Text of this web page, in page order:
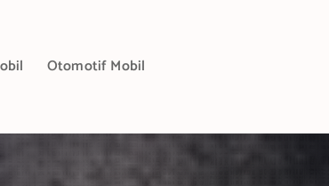
Otomotif Mobil